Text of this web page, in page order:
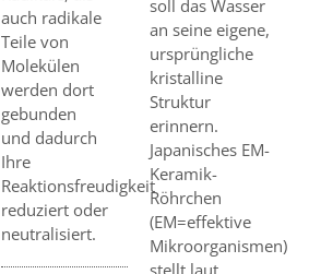
auch radikale
Teile von
Molekülen
werden dort
gebunden
und dadurch
Ihre
Reaktionsfreudigkeit
reduziert oder
neutralisiert.
soll das Wasser
an seine eigene,
ursprüngliche
kristalline
Struktur
erinnern.
Japanisches EM-
Keramik-
Röhrchen
(EM=effektive
Mikroorganismen)